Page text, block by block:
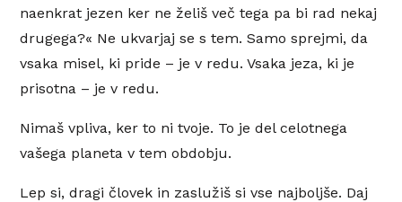
naenkrat jezen ker ne želiš več tega pa bi rad nekaj
drugega?« Ne ukvarjaj se s tem. Samo sprejmi, da
vsaka misel, ki pride – je v redu. Vsaka jeza, ki je
prisotna – je v redu.
Nimaš vpliva, ker to ni tvoje. To je del celotnega
vašega planeta v tem obdobju.
Lep si, dragi človek in zaslužiš si vse najboljše. Daj